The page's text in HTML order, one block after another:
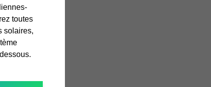
toutes
solaires,